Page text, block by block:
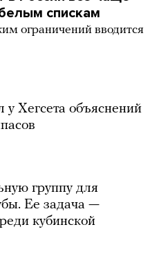
спискам
ограничений вводится
у Хегсета объяснений
группу для
Ее задача —
кубинской